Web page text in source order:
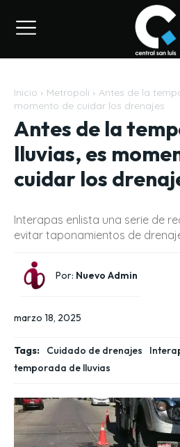
Inicio Metropoli
Antes de la
momento de cuidar los drenajes
Antes de la
lluvias, es
cuidar los
Interapas enlista una serie de
evitar taponamientos de
Por: Nuevo Admin
marzo 18, 2025
Tags: Cuidado de drenajes
temporada de lluvias